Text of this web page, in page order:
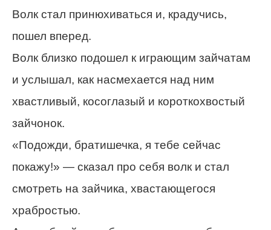
Волк стал принюхиваться и, крадучись,
пошел вперед.
Волк близко подошел к играющим зайчатам
и услышал, как насмехается над ним
хвастливый, косоглазый и короткохвостый
зайчонок.
«Подожди, братишечка, я тебе сейчас
покажу!» — сказал про себя волк и стал
смотреть на зайчика, хвастающегося
храбростью.